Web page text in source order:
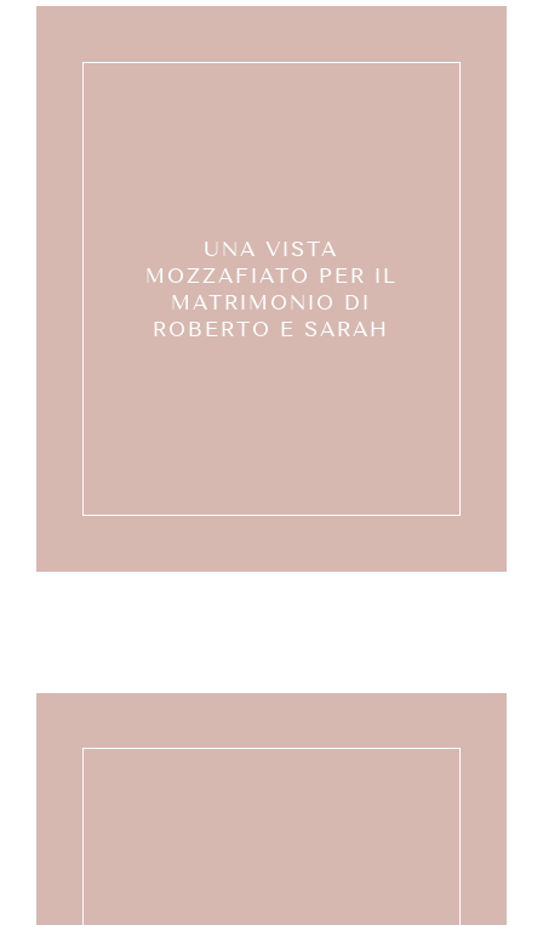
UNA VISTA
MOZZAFIATO PER IL
MATRIMONIO DI
ROBERTO E SARAH